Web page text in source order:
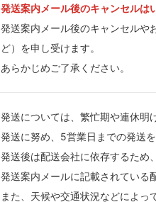
発送案内メール後のキャンセルは
発送案内メール後のキャンセルや
ど）を申し受けます。
あらかじめご了承ください。
発送については、繁忙期や連休明
発送に努め、5営業日までの発送
発送後は配送会社に依存するため
発送案内メールに記載されている
また、天候や交通状況などによ